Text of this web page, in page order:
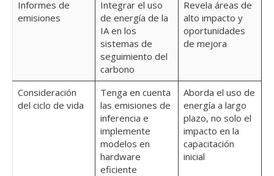
Informes de
emisiones
Integrar el uso
de energía de la
IA en los
sistemas de
seguimiento del
carbono
Revela áreas de
alto impacto y
oportunidades
de mejora
Consideración
del ciclo de vida
Tenga en cuenta
las emisiones de
inferencia e
implemente
modelos en
hardware
eficiente
Aborda el uso de
energía a largo
plazo, no solo el
impacto en la
capacitación
inicial